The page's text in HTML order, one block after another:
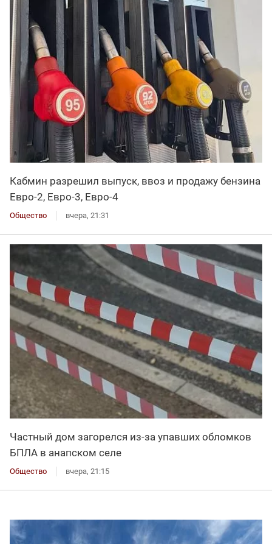
Кабмин разрешил выпуск, ввоз и продажу бензина
Евро-2, Евро-3, Евро-4
Общество вчера, 21:31
Частный дом загорелся из-за упавших обломков
БПЛА в анапском селе
Общество вчера, 21:15